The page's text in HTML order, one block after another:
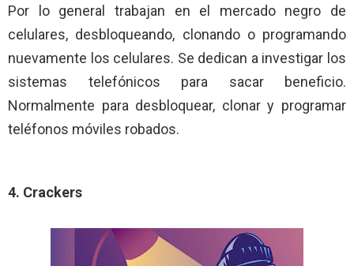
Por lo general trabajan en el mercado negro de
celulares, desbloqueando, clonando o programando
nuevamente los celulares. Se dedican a investigar los
sistemas telefónicos para sacar beneficio.
Normalmente para desbloquear, clonar y programar
teléfonos móviles robados.
4. Crackers